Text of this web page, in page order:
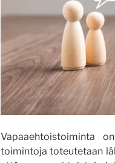
Vapaaehtoistoiminta
toimintoja toteutetaan